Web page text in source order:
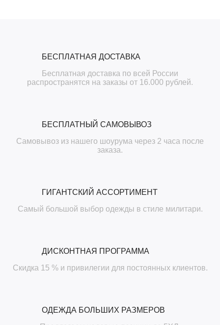
БЕСПЛАТНАЯ ДОСТАВКА
Бесплатная доставка по всей России
распространятся на заказы от 16.000 рублей.
БЕСПЛАТНЫЙ САМОВЫВОЗ
Самовывоз из нашего шоурума через 2 часа после
заказа.
ГИГАНТСКИЙ АССОРТИМЕНТ
Самый большой выбор одежды в стиле милитари.
ДИСКОНТНАЯ ПРОГРАММА
Скидка 15 % и привилегии для постоянных клиентов.
ОДЕЖДА БОЛЬШИХ РАЗМЕРОВ